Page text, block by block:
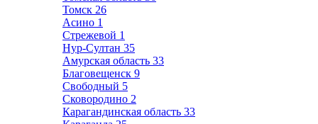
Томск 26
Асино 1
Стрежевой 1
Нур-Султан 35
Амурская область 33
Благовещенск 9
Свободный 5
Сковородино 2
Карагандинская область 33